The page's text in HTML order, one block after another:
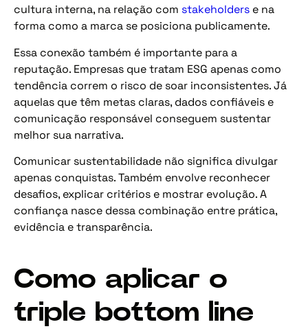
cultura interna, na relação com stakeholders e na
forma como a marca se posiciona publicamente.
Essa conexão também é importante para a
reputação. Empresas que tratam ESG apenas como
tendência correm o risco de soar inconsistentes. Já
aquelas que têm metas claras, dados confiáveis e
comunicação responsável conseguem sustentar
melhor sua narrativa.
Comunicar sustentabilidade não significa divulgar
apenas conquistas. Também envolve reconhecer
desafios, explicar critérios e mostrar evolução. A
confiança nasce dessa combinação entre prática,
evidência e transparência.
Como aplicar o
triple bottom line